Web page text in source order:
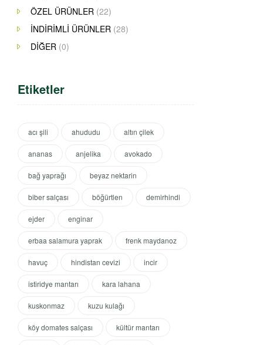
ÖZEL ÜRÜNLER (22)
İNDİRİMLİ ÜRÜNLER (28)
DİĞER (0)
Etiketler
acı şili ahududu altın çilek
ananas anjelika avokado
bağ yaprağı beyaz nektarin
biber salçası böğürtlen demirhindi
ejder enginar
erbaa salamura yaprak frenk maydanoz
havuç hindistan cevizi incir
istiridye mantarı kara lahana
kuskonmaz kuzu kulağı
köy domates salçası kültür mantarı